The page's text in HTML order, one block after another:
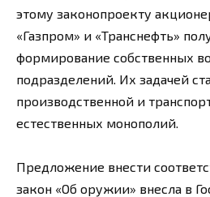
этому законопроекту
«Газпром» и «Транснефть»
формирование собственных
подразделений. Их задачей
производственной и
естественных монополий.
Предложение внести
закон «Об оружии» внесла в